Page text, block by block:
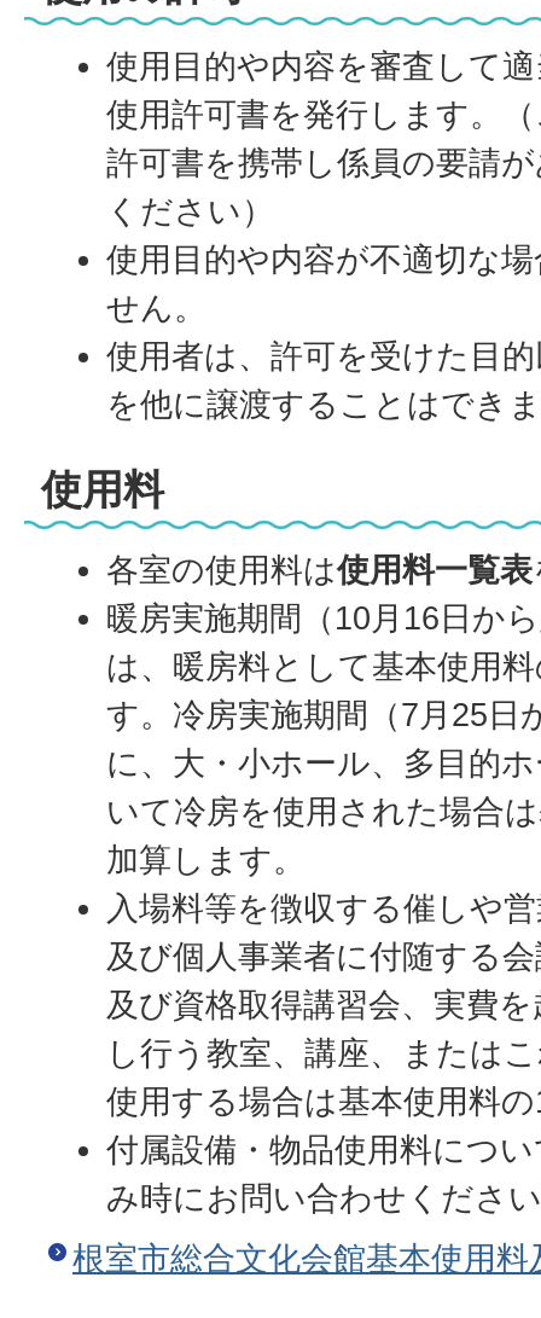
使用目的や内容を審査して
使用許可書を発行します。
許可書を携帯し係員の要請
ください）
使用目的や内容が不適切な
せん。
使用者は、許可を受けた目
を他に譲渡することはでき
使用料
各室の使用料は使用料一覧表
暖房実施期間（10月16日か
は、暖房料として基本使用
す。冷房実施期間（7月25日
に、大・小ホール、多目的
いて冷房を使用された場合
加算します。
入場料等を徴収する催しや
及び個人事業者に付随する
及び資格取得講習会、実費
し行う教室、講座、または
使用する場合は基本使用料
付属設備・物品使用料につ
み時にお問い合わせくださ
根室市総合文化会館基本使用料